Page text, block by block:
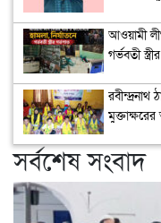
আওয়ামী
গর্ভবতী
রবীন্দ্রনাথ
মুক্তাক্ষরের
সর্বশেষ সংবাদ